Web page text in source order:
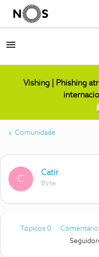
Vishing | Phishing
Comunidade
C
Catir
Byte
Tópicos 0 Comentário